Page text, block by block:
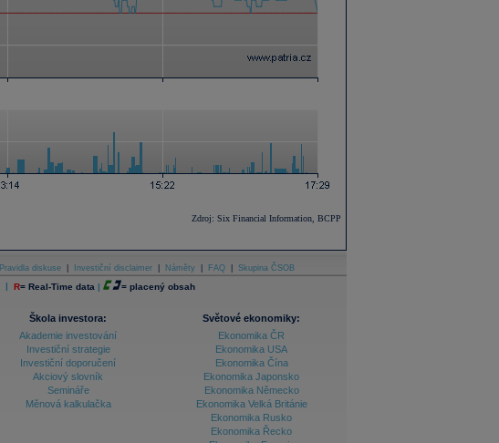
Zdroj: Six Financial Information, BCPP
Pravidla diskuse Investiční disclaimer Náměty FAQ Skupina ČSOB
| R= Real-Time data | = placený obsah
Škola investora:
Akademie investování
Investiční strategie
Investiční doporučení
Akciový slovník
Semináře
Měnová kalkulačka
Světové ekonomiky:
Ekonomika ČR
Ekonomika USA
Ekonomika Čína
Ekonomika Japonsko
Ekonomika Německo
Ekonomika Velká Británie
Ekonomika Rusko
Ekonomika Řecko